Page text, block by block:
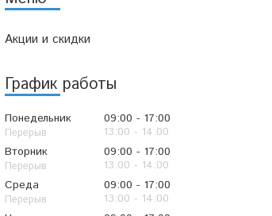
Акции и скидки
График работы
Понедельник 09:00
17:00
13:00
14:00
Вторник
09:00
17:00
13:00
14:00
Среда
09:00
17:00
13:00
14:00